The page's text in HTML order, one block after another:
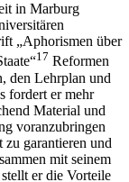
in Marburg
„Aphorismen über
17 Reformen
den Lehrplan und
fordert er mehr
Material und
voranzubringen
zu garantieren und
mit seinem
er die Vorteile